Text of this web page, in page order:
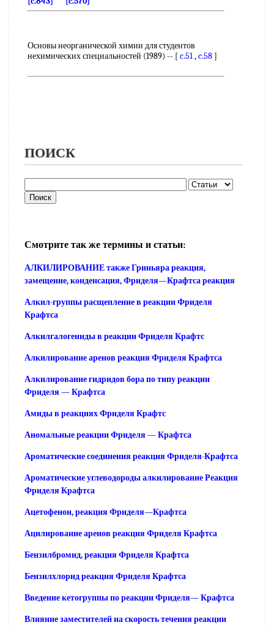
Основы неорганической химии для студентов
нехимических специальностей (1989) -- [ c.51,c.58]
ПОИСК
Смотрите так же термины и статьи:
АЛКИЛИРОВАНИЕ также Гриньяра реакция,
замещение, конденсация, Фриделя—Крафтса реакция
Алкил-группы расщепление в реакции Фриделя
Крафтса
Алкилгалогениды в реакции Фриделя Крафтс
Алкилирование аренов реакция Фриделя Крафтса
Алкилирование гидридов бора по типу реакции
Фриделя — Крафтса
Амиды в реакциях Фриделя Крафтс
Аномальные реакции Фриделя — Крафтса
Ароматические соединения реакция Фриделя-Крафтса
Ароматические углеводороды алкилирование Реакция
Фриделя Крафтса
Ацетофенон, реакция Фриделя—Крафтса
Ацилирование аренов реакция Фриделя Крафтса
Бензилбромид, реакция Фриделя Крафтса
Бензилхлорид реакция Фриделя Крафтса
Введение кетогруппы по реакции Фриделя— Крафтса
Влияние заместителей на скорость течения реакции